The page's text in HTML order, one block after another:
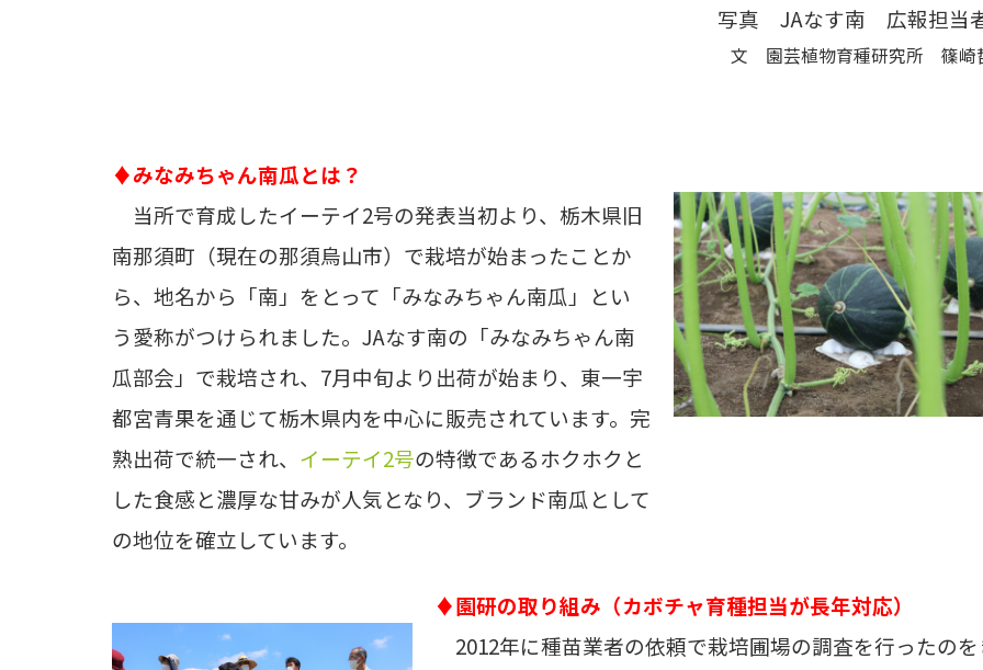
に
つ
い
写真 JAなす南 広報担当
文 園芸植物育種研究所 篠崎
♦みなみちゃん南瓜とは？
当所で育成したイーテイ2号の発表当初より、栃木県旧
南那須町（現在の那須烏山市）で栽培が始まったことか
ら、地名から「南」をとって「みなみちゃん南瓜」とい
う愛称がつけられました。JAなす南の「みなみちゃん南
瓜部会」で栽培され、7月中旬より出荷が始まり、東一宇
都宮青果を通じて栃木県内を中心に販売されています。完
熟出荷で統一され、 イーテイ2号の特徴であるホクホクと
した食感と濃厚な甘みが人気となり、ブランド南瓜として
の地位を確立しています。
♦園研の取り組み（カボチャ育種担当が長年対応）
2012年に種苗業者の依頼で栽培圃場の調査を行ったの